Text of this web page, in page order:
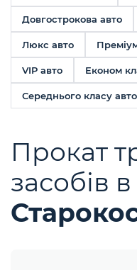
Довгострокова авто
Люкс авто
VIP авто Економ
Середнього класу авто
Прокат
засобів в